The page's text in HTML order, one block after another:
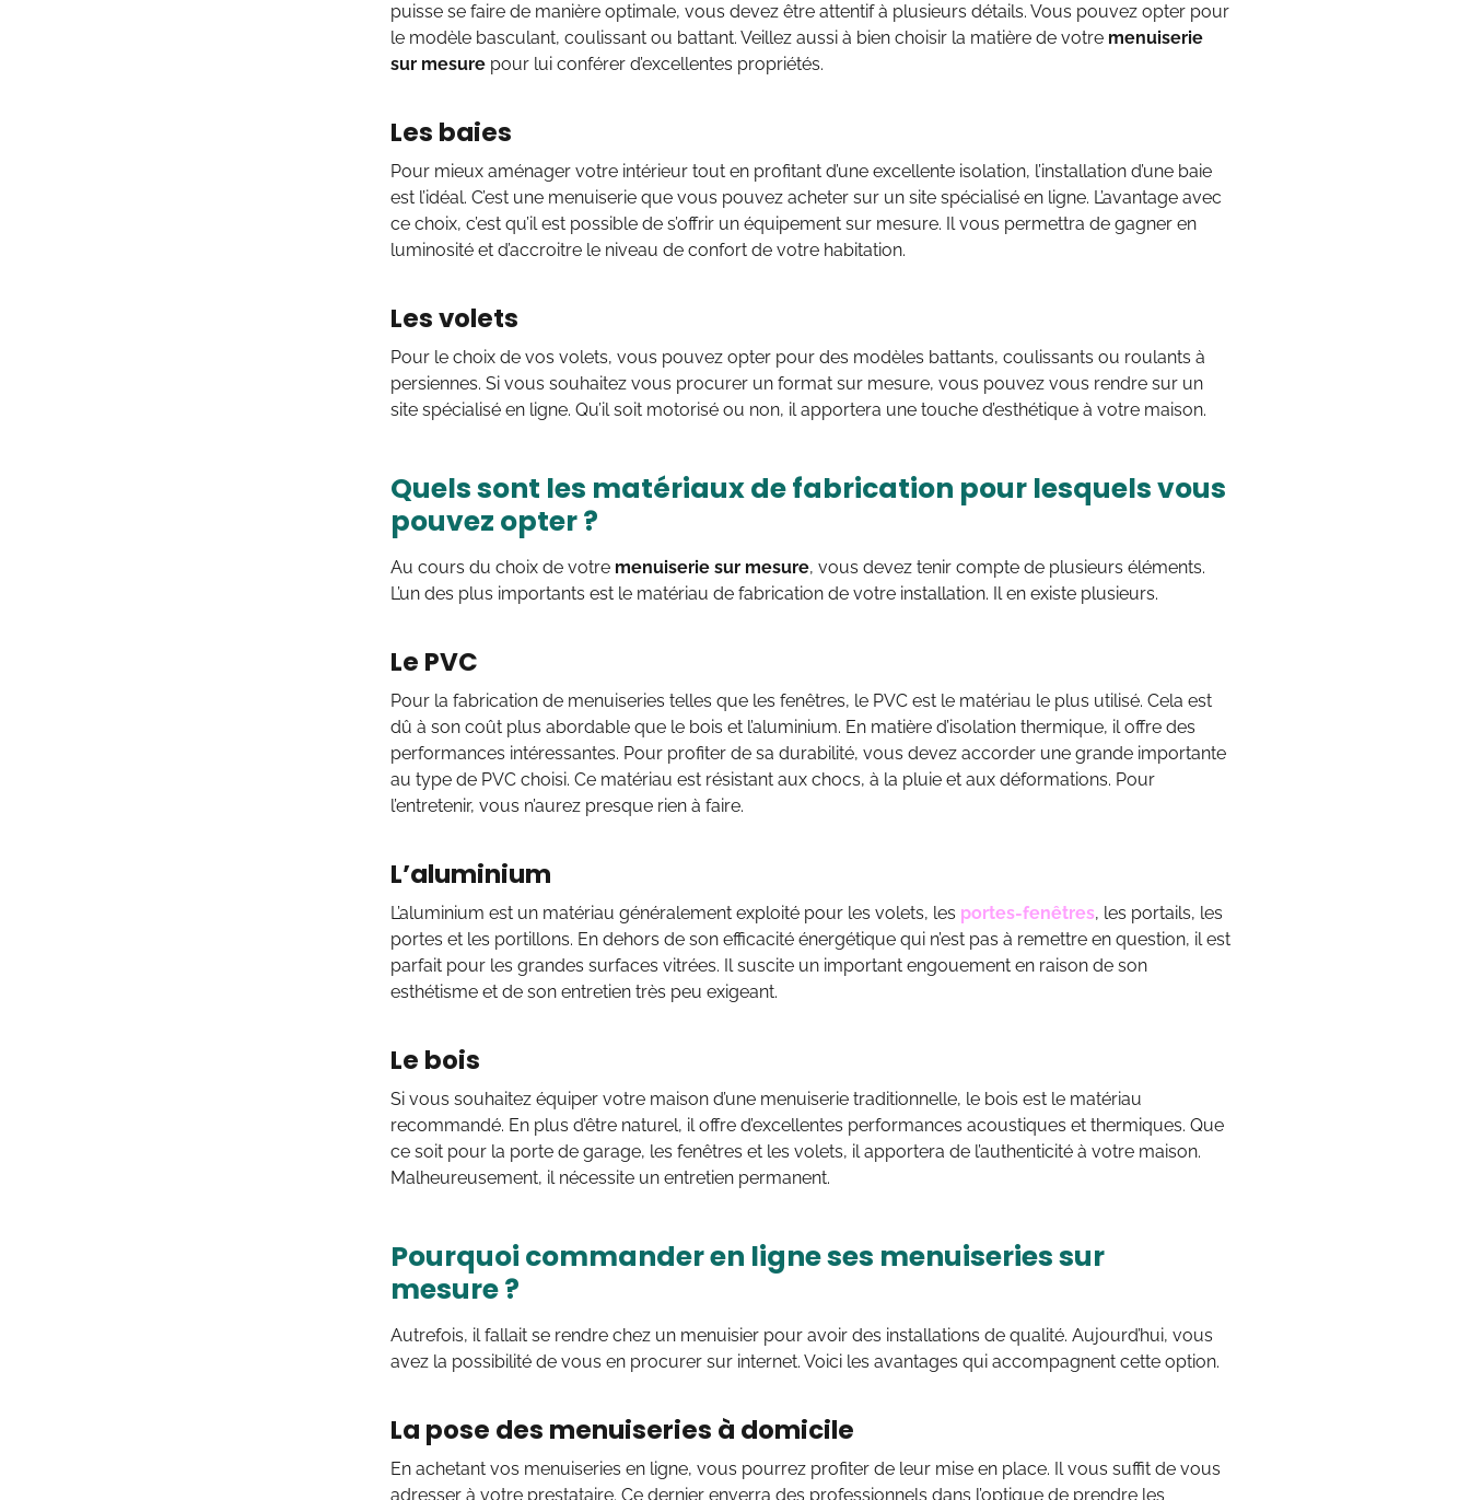
puisse se faire de manière optimale, vous devez être attentif à plusieurs détails. Vous pouvez opter pour
le modèle basculant, coulissant ou battant. Veillez aussi à bien choisir la matière de votre menuiserie
sur mesure pour lui conférer d’excellentes propriétés.
Les baies
Pour mieux aménager votre intérieur tout en profitant d’une excellente isolation, l’installation d’une baie
est l’idéal. C’est une menuiserie que vous pouvez acheter sur un site spécialisé en ligne. L’avantage avec
ce choix, c’est qu’il est possible de s’offrir un équipement sur mesure. Il vous permettra de gagner en
luminosité et d’accroitre le niveau de confort de votre habitation.
Les volets
Pour le choix de vos volets, vous pouvez opter pour des modèles battants, coulissants ou roulants à
persiennes. Si vous souhaitez vous procurer un format sur mesure, vous pouvez vous rendre sur un
site spécialisé en ligne. Qu’il soit motorisé ou non, il apportera une touche d’esthétique à votre maison.
Quels sont les matériaux de fabrication pour lesquels vous
pouvez opter ?
Au cours du choix de votre menuiserie sur mesure, vous devez tenir compte de plusieurs éléments.
L’un des plus importants est le matériau de fabrication de votre installation. Il en existe plusieurs.
Le PVC
Pour la fabrication de menuiseries telles que les fenêtres, le PVC est le matériau le plus utilisé. Cela est
dû à son coût plus abordable que le bois et l’aluminium. En matière d’isolation thermique, il offre des
performances intéressantes. Pour profiter de sa durabilité, vous devez accorder une grande importante
au type de PVC choisi. Ce matériau est résistant aux chocs, à la pluie et aux déformations. Pour
l’entretenir, vous n’aurez presque rien à faire.
L’aluminium
L’aluminium est un matériau généralement exploité pour les volets, les portes-fenêtres, les portails, les
portes et les portillons. En dehors de son efficacité énergétique qui n’est pas à remettre en question, il est
parfait pour les grandes surfaces vitrées. Il suscite un important engouement en raison de son
esthétisme et de son entretien très peu exigeant.
Le bois
Si vous souhaitez équiper votre maison d’une menuiserie traditionnelle, le bois est le matériau
recommandé. En plus d’être naturel, il offre d’excellentes performances acoustiques et thermiques. Que
ce soit pour la porte de garage, les fenêtres et les volets, il apportera de l’authenticité à votre maison.
Malheureusement, il nécessite un entretien permanent.
Pourquoi commander en ligne ses menuiseries sur
mesure ?
Autrefois, il fallait se rendre chez un menuisier pour avoir des installations de qualité. Aujourd’hui, vous
avez la possibilité de vous en procurer sur internet. Voici les avantages qui accompagnent cette option.
La pose des menuiseries à domicile
En achetant vos menuiseries en ligne, vous pourrez profiter de leur mise en place. Il vous suffit de vous
adresser à votre prestataire. Ce dernier enverra des professionnels dans l’optique de prendre les